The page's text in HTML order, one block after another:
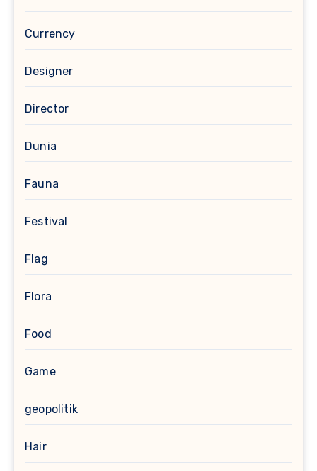
Currency
Designer
Director
Dunia
Fauna
Festival
Flag
Flora
Food
Game
geopolitik
Hair